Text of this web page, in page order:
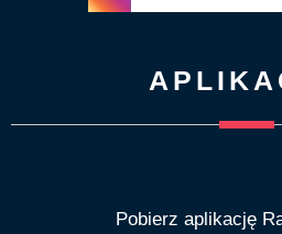
Pobierz aplikację